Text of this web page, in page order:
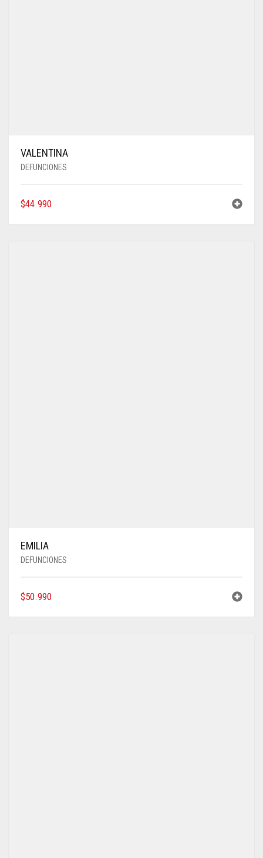
VALENTINA
DEFUNCIONES
$44.990
EMILIA
DEFUNCIONES
$50.990